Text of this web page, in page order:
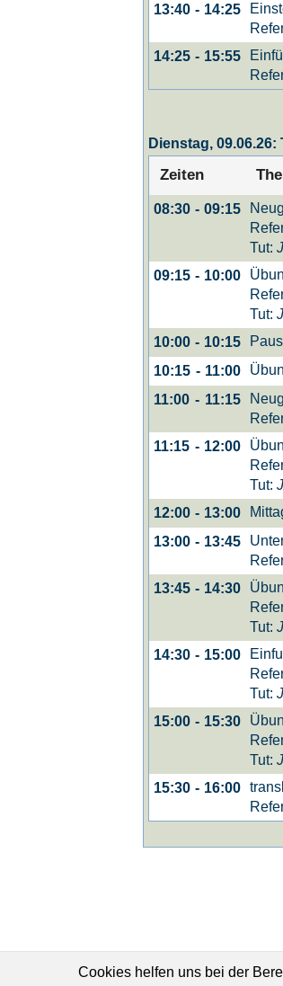
13:40 - 14:25
14:25 - 15:55
Dienstag, 09.06.26:
Zeiten
08:30 - 09:15
Tut:
09:15 - 10:00
Tut:
10:00 - 10:15
10:15 - 11:00
11:00 - 11:15
11:15 - 12:00
Tut:
12:00 - 13:00
13:00 - 13:45
13:45 - 14:30
Tut:
14:30 - 15:00
Tut:
15:00 - 15:30
Tut:
15:30 - 16:00
Cookies helfen uns bei der